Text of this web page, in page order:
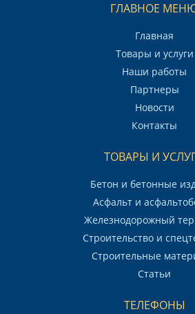
ГЛАВНОЕ
Главная
Товары и услуги
Наши работы
Партнеры
Новости
Контакты
ТОВАРЫ И
Бетон и бетонные
Асфальт и
Железнодорожный
Строительство и
Строительные
Статьи
ТЕЛЕФОНЫ